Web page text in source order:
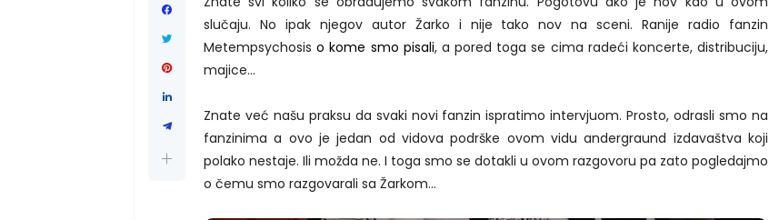
slučaju. No ipak njegov autor Žarko i nije tako nov na sceni. Ranije radio fanzin
Metempsychosiso kome smo pisali, a pored toga se cima radeći koncerte, distribuciju,
majice...
Znate već našu praksu da svaki novi fanzin ispratimo intervjuom. Prosto, odrasli smo na
fanzinima a ovo je jedan od vidova podrške ovom vidu andergraund izdavaštva koji
polako nestaje. Ili možda ne. I toga smo se dotakli u ovom razgovoru pa zato pogledajmo
o čemu smo razgovarali sa Žarkom...